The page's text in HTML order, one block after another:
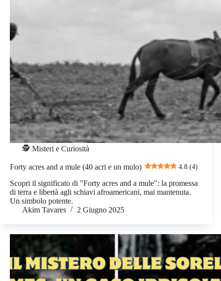
🕵️ Misteri e Curiosità
Forty acres and a mule (40 acri e un mulo) 4.8 (4)
Scopri il significato di "Forty acres and a mule": la promessa
di terra e libertà agli schiavi afroamericani, mai mantenuta.
Un simbolo potente.
Akim Tavares
2 Giugno 2025